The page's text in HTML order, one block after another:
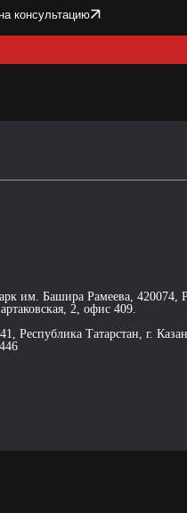
консультацию
им. Башира Рамеева, 420074,
2, офис 409.
Республика Татарстан, г.